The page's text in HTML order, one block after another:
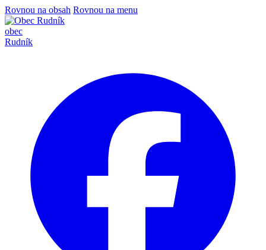
Rovnou na obsah Rovnou na menu
obec
Rudník